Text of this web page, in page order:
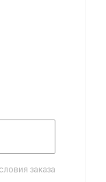
заказа